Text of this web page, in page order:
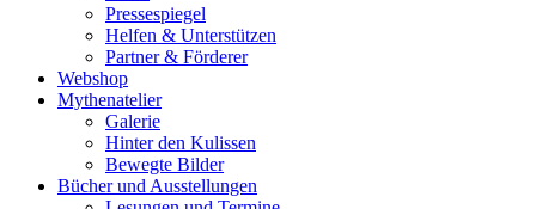
Pressespiegel
Helfen & Unterstützen
Partner & Förderer
Webshop
Mythenatelier
Galerie
Hinter den Kulissen
Bewegte Bilder
Bücher und Ausstellungen